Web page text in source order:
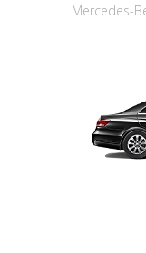
Mercedes-